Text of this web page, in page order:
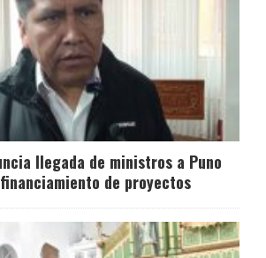
llegada de ministros a Puno
de proyectos